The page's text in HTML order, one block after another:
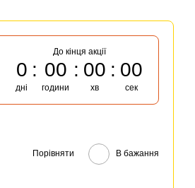
До кінця акції
0
дні
00
години
00
хв
00
сек
Порівняти В бажання